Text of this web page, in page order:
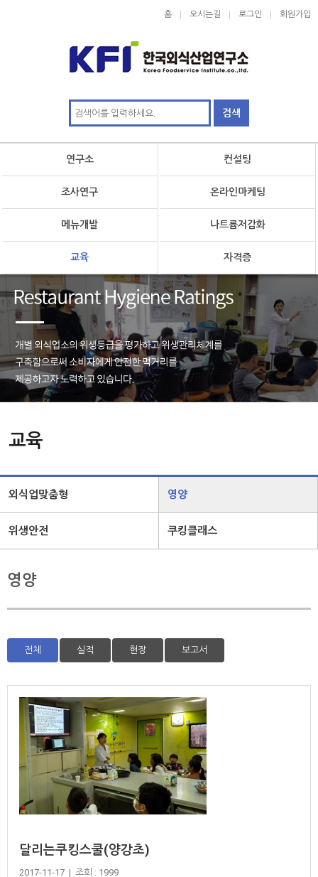
홈 오시는길 로그인 회원가입
연구소 컨설팅
조사연구 온라인마케팅
메뉴개발 나트륨저감화
교육 자격증
교육
외식업맞춤형 영양
위생안전 쿠킹클래스
영양
전체 실적 현장 보고서
달리는쿠킹스쿨(양강초)
2017-11-17 | 조회 : 1999